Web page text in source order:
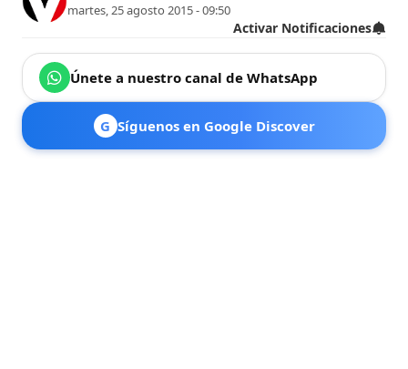
martes, 25 agosto 2015 - 09:50
Activar Notificaciones
Únete a nuestro canal de WhatsApp
G Síguenos en Google Discover